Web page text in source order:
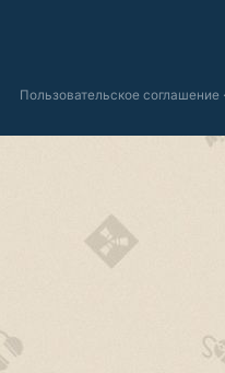
Пользовательское соглашение ·